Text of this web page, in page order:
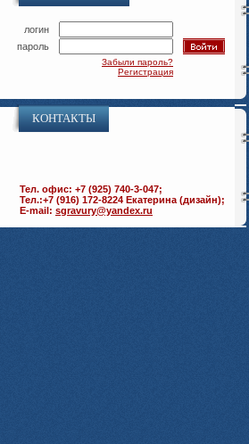
логин
пароль
Забыли пароль?
Регистрация
КОНТАКТЫ
Тел. офис: +7 (925) 740-3-047;
Тел.:+7 (916) 172-8224 Екатерина (дизайн);
E-mail: sgravury@yandex.ru